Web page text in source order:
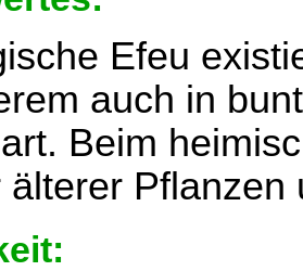
Efeu
auch in
Beim
älterer Pflanzen